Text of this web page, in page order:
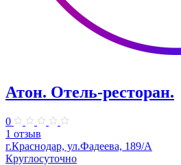
Атон. Отель-ресторан.
0
1 отзыв
г.Краснодар, ул.Фадеева, 189/А
Круглосуточно